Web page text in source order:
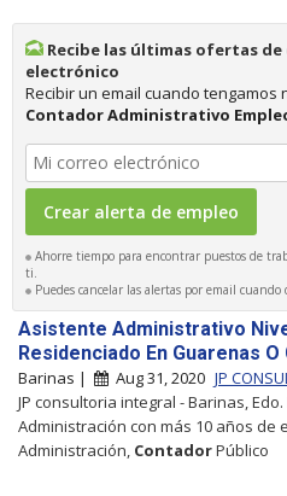
Recibe las últimas ofertas
electrónico
Recibir un email cuando tengamos
Contador Administrativo
Ahorre tiempo para encontrar puestos de
ti.
Puedes cancelar las alertas por email cuando
Asistente Administrativo
Residenciado En Guarenas O
Barinas | Aug 31, 2020 JP
JP consultoria integral - Barinas,
Administración con más 10 años de
Administración, ContadorPúblico